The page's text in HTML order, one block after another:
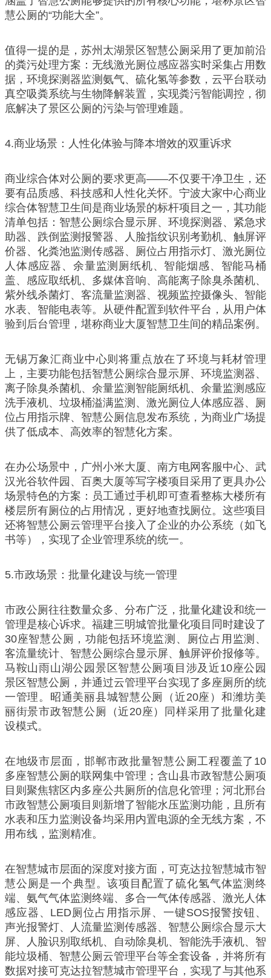
慧公厕的“功能大全”。
值得一提的是，苏州太湖景区智慧公厕采用了更加前沿
的粪污处理方案：无线激光厕位感应器实时采集占用数
据，环境探测器监测氨气、硫化氢等参数，云平台联动
真空吸粪系统与生物降解装置，实现粪污智能调控，彻
底解决了景区公厕的污染与管理难题。
4.商业场景：人性化体验与降本增效的双重诉求
商业综合体对公厕的要求更高——不仅要干净卫生，还
要有品质感、科技感和人性化关怀。宁波大家中心商业
综合体智慧卫生间是商业场景的标杆项目之一，其功能
清单包括：智慧公厕综合显示屏、环境探测器、紧急求
助器、跌倒监测报警器、人脸指纹识别考勤机、触屏评
价器、化粪池监测传感器、厕位占用指示灯、激光厕位
人体感应器、余量监测厕纸机、智能烟感、智能马桶
盖、感应取纸机、多媒体音响、高能离子除臭杀菌机、
紫外线杀菌灯、客流量监测器、视频监控摄像头、智能
水表、智能电表等。从硬件配置到软件平台，从用户体
验到后台管理，堪称商业大厦智慧卫生间的精品案例。
无锡万象汇商业中心则将重点放在了环境与耗材管理
上，主要功能包括智慧公厕综合显示屏、环境监测器、
离子除臭杀菌机、余量监测智能厕纸机、余量监测感应
洗手液机、垃圾桶溢满监测、激光厕位人体感应器、厕
位占用指示牌、智慧公厕信息发布系统，为商业广场提
供了低成本、高效率的智慧化方案。
在办公场景中，广州小米大厦、南方电网客服中心、武
汉光谷软件园、百奥大厦等写字楼项目采用了更具办公
场景特色的方案：员工通过手机即可查看整栋大楼所有
楼层所有厕位的占用情况，更好地查找厕位。这些项目
还将智慧公厕云管理平台接入了企业的办公系统（如飞
书等），实现了企业管理系统的统一。
5.市政场景：批量化建设与统一管理
市政公厕往往数量众多、分布广泛，批量化建设和统一
管理是核心诉求。福建三明城管批量化项目同时建设了
30座智慧公厕，功能包括环境监测、厕位占用监测、
客流量统计、智慧公厕综合显示屏、触屏评价报修等。
马鞍山雨山湖公园景区智慧公厕项目涉及近10座公园
景区智慧公厕，并通过云管理平台实现了多座厕所的统
一管理。昭通美丽县城智慧公厕（近20座）和潍坊美
丽街景市政智慧公厕（近20座）同样采用了批量化建
设模式。
在地级市层面，邯郸市政批量智慧公厕工程覆盖了10
多座智慧公厕的联网集中管理；含山县市政智慧公厕项
目则聚焦辖区内多座公共厕所的信息化管理；河北邢台
市政智慧公厕项目则新增了智能水压监测功能，且所有
水表和压力监测设备均采用内置电源的全无线方案，不
用布线，监测精准。
在智慧城市层面的深度对接方面，可克达拉智慧城市智
慧公厕是一个典型。该项目配置了硫化氢气体监测终
端、氨气气体监测终端、多合一气体传感器、激光人体
感应器、LED厕位占用指示屏、一键SOS报警按钮、
声光报警灯、人流量监测传感器、智慧公厕综合显示大
屏、人脸识别取纸机、自动除臭机、智能洗手液机、智
能垃圾桶、智慧公厕云管理平台等全套设备，并将所有
数据对接可克达拉智慧城市管理平台，实现了与其他系